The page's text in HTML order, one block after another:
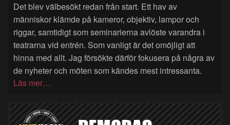
Det blev välbesökt redan från start. Ett hav av
människor klämde på kameror, objektiv, lampor och
riggar, samtidigt som seminarierna avlöste varandra i
teatrarna vid entrén. Som vanligt är det omöjligt att
hinna med allt. Jag försökte därför fokusera på några av
de nyheter och möten som kändes mest intressanta.
Läs mer…